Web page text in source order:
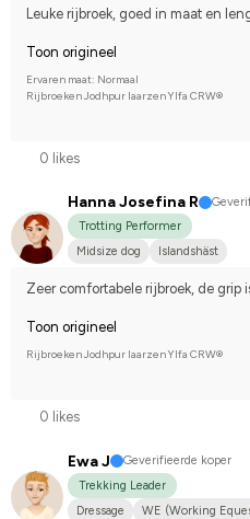
Leuke rijbroek, goed in maat en
Toon origineel
Ervaren maat: Normaal
Rijbroeken Jodhpur laarzen Ylfa CRW®
0 likes
Hanna Josefina R
Trotting Performer
Midsize dog
Islandshäst
Zeer comfortabele rijbroek, de grip
Toon origineel
Rijbroeken Jodhpur laarzen Ylfa CRW®
0 likes
Ewa J
Geverifieerde koper
Trekking Leader
Dressage
WE (Working